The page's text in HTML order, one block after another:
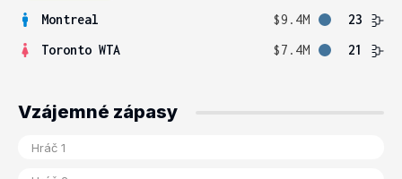
Montreal $9.4M
23
Toronto WTA
$7.4M 21
Vzájemné zápasy